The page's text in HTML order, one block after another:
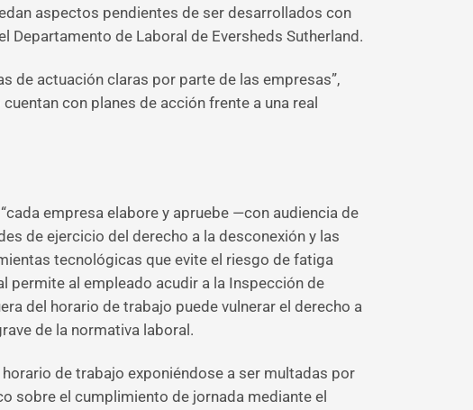
aspectos pendientes de ser desarrollados con
Departamento de Laboral de Eversheds Sutherland.
de actuación claras por parte de las empresas”,
con planes de acción frente a una real
empresa elabore y apruebe —con audiencia de
de ejercicio del derecho a la desconexión y las
tecnológicas que evite el riesgo de fatiga
permite al empleado acudir a la Inspección de
del horario de trabajo puede vulnerar el derecho a
de la normativa laboral.
de trabajo exponiéndose a ser multadas por
sobre el cumplimiento de jornada mediante el